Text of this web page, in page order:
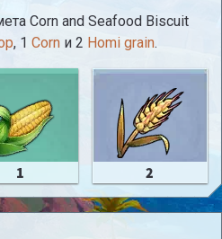
Corn and Seafood Biscuit
, 1 Corn и 2 Homi grain.
1 2